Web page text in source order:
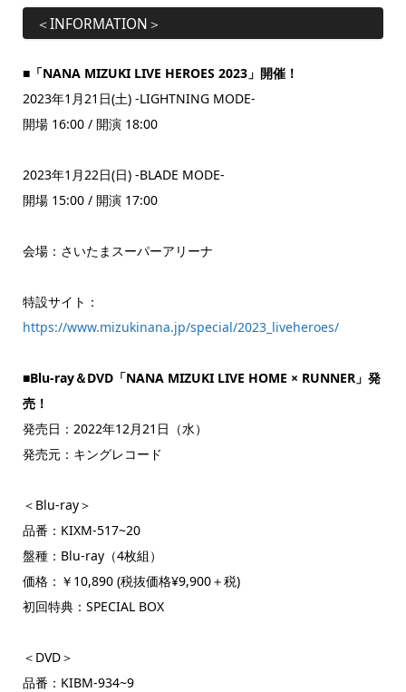
＜INFORMATION＞
■「NANA MIZUKI LIVE HEROES 2023」開催！
2023年1月21日(土) -LIGHTNING MODE-
開場 16:00 / 開演 18:00
2023年1月22日(日) -BLADE MODE-
開場 15:00 / 開演 17:00
会場：さいたまスーパーアリーナ
特設サイト：
https://www.mizukinana.jp/special/2023_liveheroes/
■Blu-ray＆DVD「NANA MIZUKI LIVE HOME × RUNNER」発
売！
発売日：2022年12月21日（水）
発売元：キングレコード
＜Blu-ray＞
品番：KIXM-517~20
盤種：Blu-ray（4枚組）
価格：￥10,890 (税抜価格¥9,900＋税)
初回特典：SPECIAL BOX
＜DVD＞
品番：KIBM-934~9